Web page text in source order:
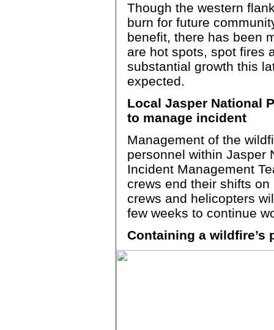
Though the western
burn for future
benefit, there has been
are hot spots, spot fires
substantial growth this
expected.
Local Jasper National
to manage incident
Management of the
personnel within Jasper
Incident Management
crews end their shifts
crews and helicopters
few weeks to continue
Containing a wildfire’s